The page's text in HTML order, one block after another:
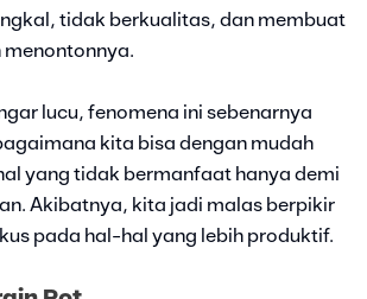
tidak berkualitas, dan membuat
lucu, fenomena ini sebenarnya
kita bisa dengan mudah
yang tidak bermanfaat hanya demi
Akibatnya, kita jadi malas berpikir
pada hal-hal yang lebih produktif.